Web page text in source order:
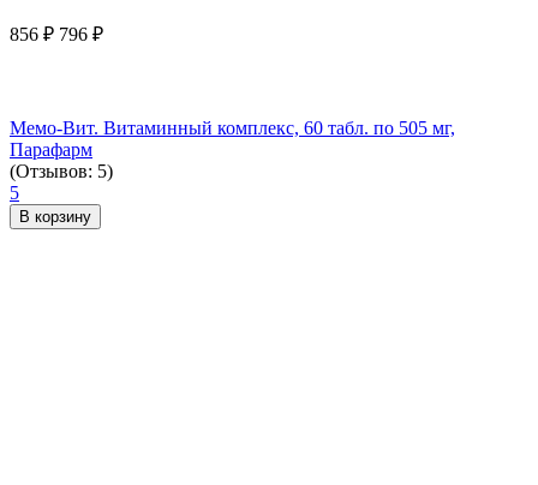
856 ₽ 796 ₽
Мемо-Вит. Витаминный комплекс, 60 табл. по 505 мг,
Парафарм
(Отзывов: 5)
5
В корзину